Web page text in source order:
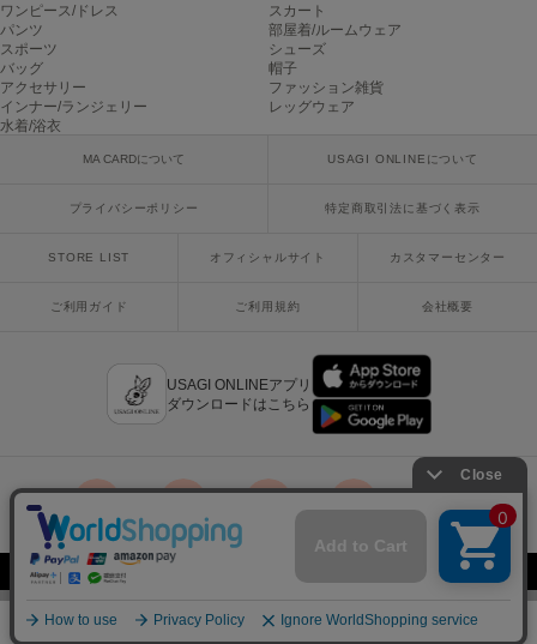
NOWNS
ナウンス
null.
ヌル
PATRICK
パトリック
フィリーチョコレート
¥20,130税込 SOLD OUT 再入荷お知らせ
ワンピース/ドレス
スカート
パンツ
部屋着/ルームウェア
スポーツ
シューズ
バッグ
帽子
アクセサリー
ファッション雑貨
インナー/ランジェリー
レッグウェア
水着/浴衣
MA CARDについて USAGI ONLINEについて
プライバシーポリシー 特定商取引法に基づく表示
STORE LIST オフィシャルサイト カスタマーセンター
ご利用ガイド ご利用規約 会社概要
USAGI ONLINEアプリ
ダウンロードはこちら
facebook
Copyright © 2018 Usagi Online Co.,Ltd. All Rights Reserved.